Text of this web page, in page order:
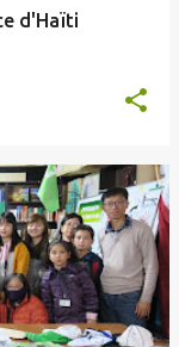
d'Haïti